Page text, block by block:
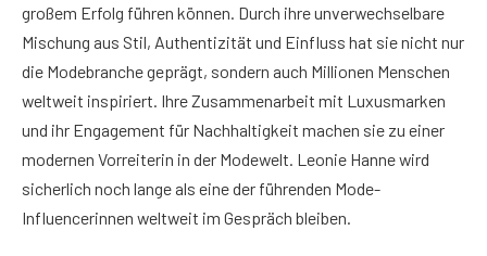
großem Erfolg führen können. Durch ihre unverwechselbare
Mischung aus Stil, Authentizität und Einfluss hat sie nicht nur
die Modebranche geprägt, sondern auch Millionen Menschen
weltweit inspiriert. Ihre Zusammenarbeit mit Luxusmarken
und ihr Engagement für Nachhaltigkeit machen sie zu einer
modernen Vorreiterin in der Modewelt. Leonie Hanne wird
sicherlich noch lange als eine der führenden Mode-
Influencerinnen weltweit im Gespräch bleiben.